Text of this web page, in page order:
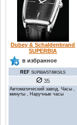
Dubey & Schaldenbrand
SUPERBIA
в избранное
REF SUPBIA/ST/BKS/LS
35
Автоматический завод, Часы ,
минуты , Наручные часы